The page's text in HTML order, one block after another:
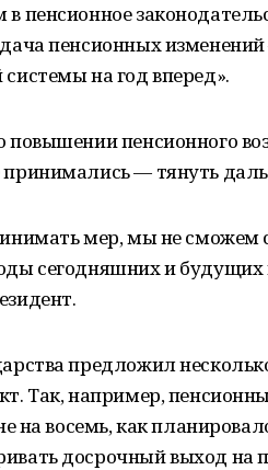
пенсионное
пенсионных
на год вперед».
повышении пенсионного
— тянуть
мер, мы не сможем
сегодняшних и будущих
предложил
Так, например,
на восемь, как
досрочный выход